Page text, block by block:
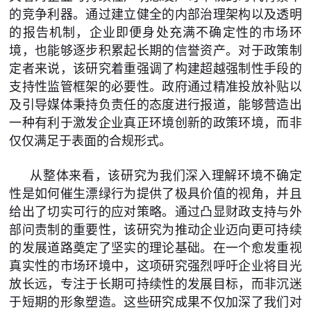
的竞争利器。通过建立健全的内部治理架构以及透明
的报告机制，企业即便身处充满不确定性的市场环
境，也能够逐步积累起长期的信誉资产。对于政策制
定者来说，该研究着重强调了构建超越强制性手段的
支持性监管框架的必要性。政府通过精准投放补贴以
及引导媒体秉持负责任的态度进行报道，能够营造出
一种有利于激发企业真正环境创新的政策环境，而非
仅仅满足于表面的合规形式。
从整体来看，该研究为我们深入理解环境不确定
性是如何催生漂绿行为提供了极具价值的视角，并且
给出了切实可行的应对策略。通过凸显财政支持与外
部问责制的重要性，该研究为推动企业迈向更可持续
的发展道路奠定了坚实的理论基础。在一个愈发重视
真实性的市场环境中，这项研究强烈呼吁企业将目光
放长远，专注于长期可持续性的发展目标，而非沉迷
于短期的形象塑造。这些研究成果不仅加深了我们对